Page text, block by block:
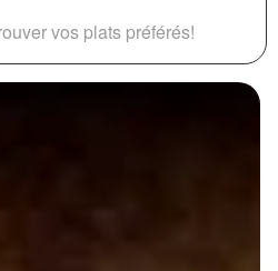
vos plats préférés!